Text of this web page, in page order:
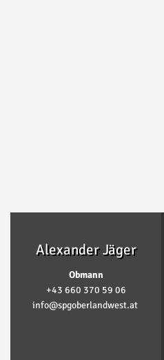
Alexander Jäger
Obmann
+43 660 370 59 06
info@spgoberlandwest.at